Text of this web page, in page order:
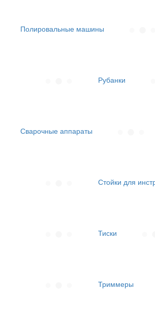
Полировальные машины
Рубанки
Сварочные аппараты
Стойки для
Тиски
Триммеры